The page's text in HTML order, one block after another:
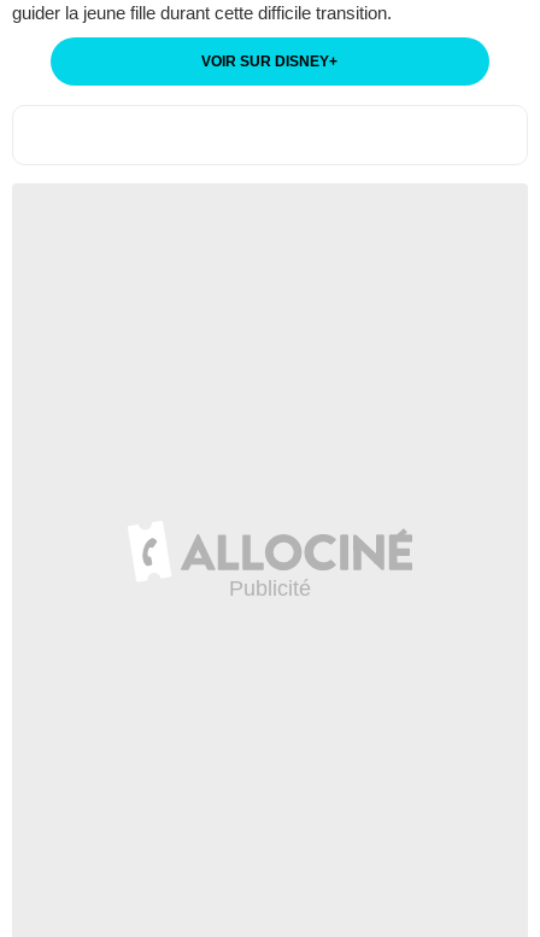
guider la jeune fille durant cette difficile transition.
VOIR SUR DISNEY+